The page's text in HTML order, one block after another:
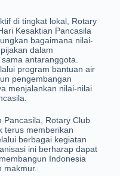
di tingkat lokal, Rotary
Kesaktian Pancasila
bagaimana nilai-
dalam
antaranggota.
program bantuan air
pengembangan
menjalankan nilai-nilai
Pancasila, Rotary Club
terus memberikan
berbagai kegiatan
ini berharap dapat
Indonesia
makmur.